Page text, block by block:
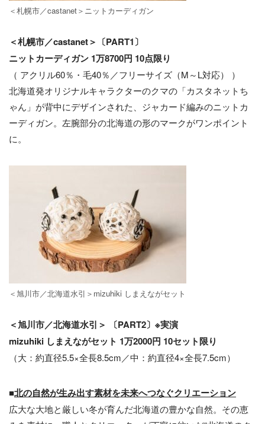
＜札幌市／castanet＞ニットカーディガン
＜札幌市／castanet＞〔PART1〕
ニットカーディガン 1万8700円 10点限り
（ アクリル60％・毛40％／フリーサイズ（M～L対応） ）
北海道発オリジナルキャラクターのクマの「カスタネットち
ゃん」が背中にデザインされた、ジャカード編みのニットカ
ーディガン。左腕部分の北海道の形のマークがワンポイント
に。
＜旭川市／北海道⽔引＞mizuhiki しまえながセット
＜旭川市／北海道⽔引＞ 〔PART2〕※実演
mizuhiki しまえながセット 1万2000円 10セット限り
（⼤：約直径5.5×全⻑8.5cm／中：約直径4×全⻑7.5cm）
■北の自然が生み出す素材を未来へつなぐクリエーション
広大な大地と厳しい冬が育んだ北海道の豊かな自然。その恵